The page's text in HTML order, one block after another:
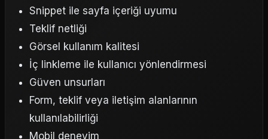
Snippet ile sayfa içeriği uyumu
Teklif netliği
Görsel kullanım kalitesi
İç linkleme ile kullanıcı yönlendirmesi
Güven unsurları
Form, teklif veya iletişim alanlarının
kullanılabilirliği
Mobil deneyim